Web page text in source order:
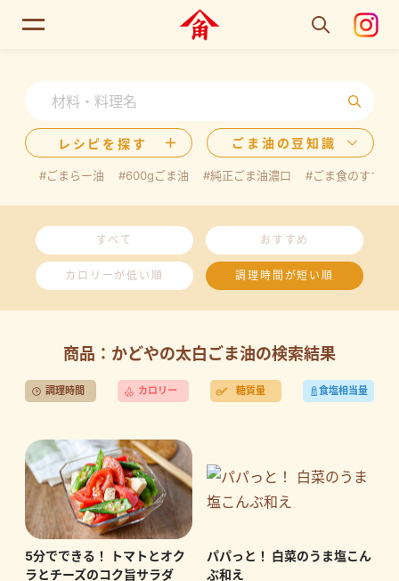
#ごまらー油 #600gごま油 #純正ごま油濃口 #ごま食のすすめ
ごま油の豆知識
レシピを探す
すべて おすすめ
カロリーが低い順 調理時間が短い順
商品：かどやの太白ごま油の検索結果
調理時間 カロリー 糖質量 食塩相当量
5分でできる！ トマトとオク
ラとチーズのコク旨サラダ
パパっと！ 白菜のうま塩こん
ぶ和え